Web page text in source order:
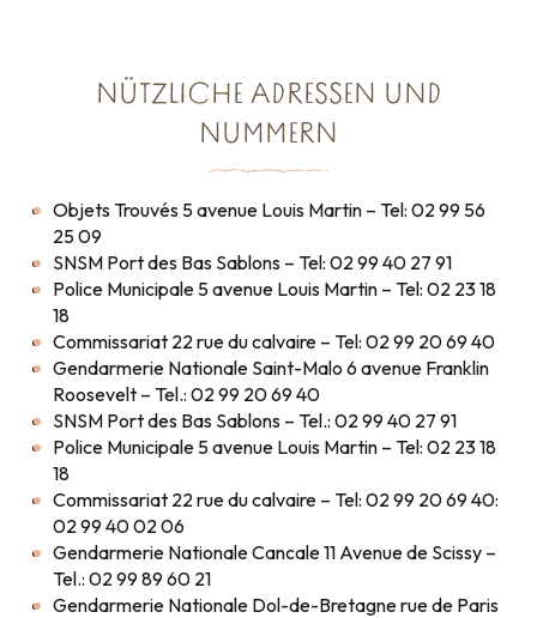
NÜTZLICHE ADRESSEN UND
NUMMERN
Objets Trouvés 5 avenue Louis Martin – Tel: 02 99 56
25 09
SNSM Port des Bas Sablons – Tel: 02 99 40 27 91
Police Municipale 5 avenue Louis Martin – Tel: 02 23 18
18
Commissariat 22 rue du calvaire – Tel: 02 99 20 69 40
Gendarmerie Nationale Saint-Malo 6 avenue Franklin
Roosevelt – Tel.: 02 99 20 69 40
SNSM Port des Bas Sablons – Tel.: 02 99 40 27 91
Police Municipale 5 avenue Louis Martin – Tel: 02 23 18
18
Commissariat 22 rue du calvaire – Tel: 02 99 20 69 40:
02 99 40 02 06
Gendarmerie Nationale Cancale 11 Avenue de Scissy –
Tel.: 02 99 89 60 21
Gendarmerie Nationale Dol-de-Bretagne rue de Paris